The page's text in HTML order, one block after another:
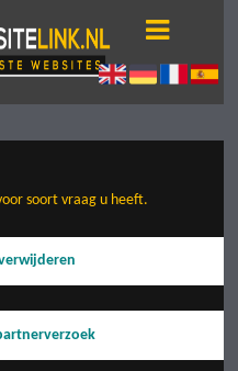
soort vraag u heeft.